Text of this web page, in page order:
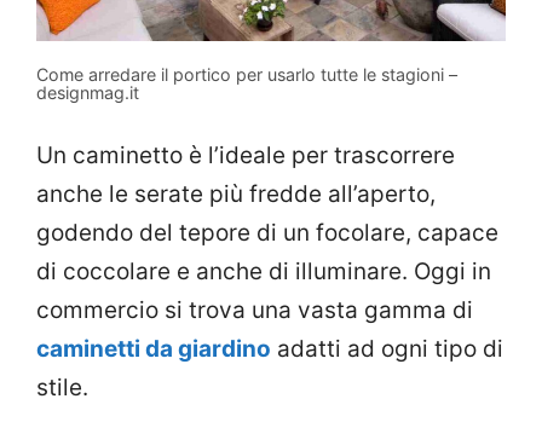
Come arredare il portico per usarlo tutte le stagioni –
designmag.it
Un caminetto è l’ideale per trascorrere
anche le serate più fredde all’aperto,
godendo del tepore di un focolare, capace
di coccolare e anche di illuminare. Oggi in
commercio si trova una vasta gamma di
caminetti da giardino adatti ad ogni tipo di
stile.